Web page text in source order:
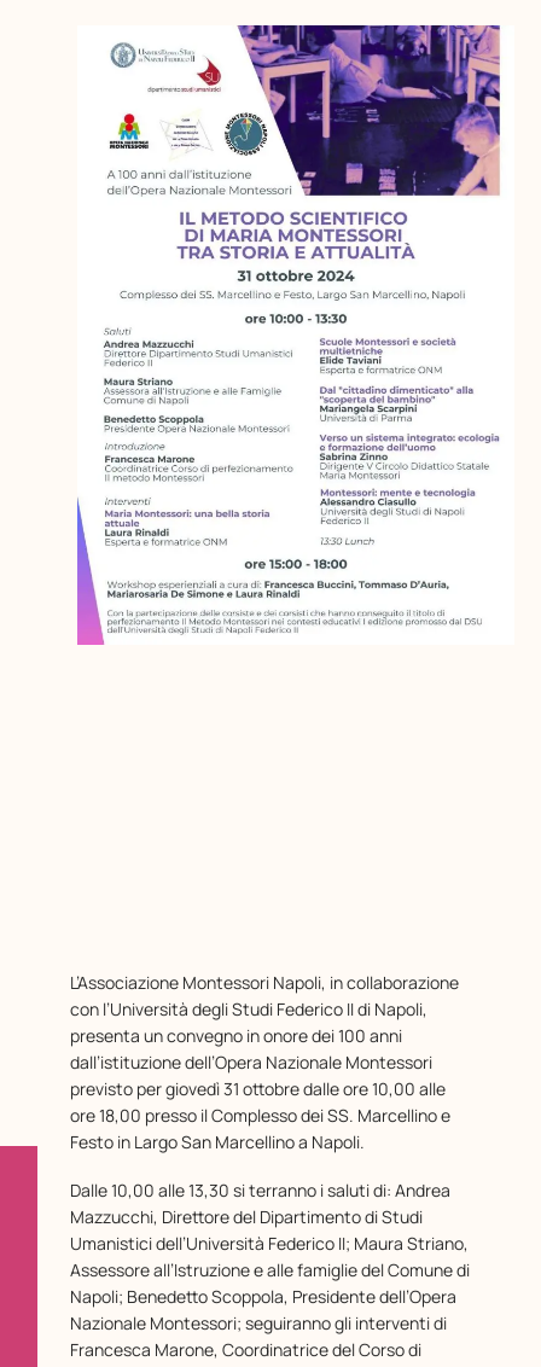
L’Associazione Montessori Napoli, in collaborazione
con l’Università degli Studi Federico II di Napoli,
presenta un convegno in onore dei 100 anni
dall’istituzione dell’Opera Nazionale Montessori
previsto per giovedì 31 ottobre dalle ore 10,00 alle
ore 18,00 presso il Complesso dei SS. Marcellino e
Festo in Largo San Marcellino a Napoli.
Dalle 10,00 alle 13,30 si terranno i saluti di: Andrea
Mazzucchi, Direttore del Dipartimento di Studi
Umanistici dell’Università Federico II; Maura Striano,
Assessore all’Istruzione e alle famiglie del Comune di
Napoli; Benedetto Scoppola, Presidente dell’Opera
Nazionale Montessori; seguiranno gli interventi di
Francesca Marone, Coordinatrice del Corso di